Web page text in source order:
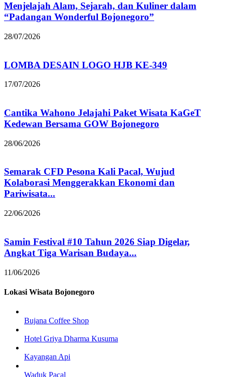
Menjelajah Alam, Sejarah, dan Kuliner dalam
“Padangan Wonderful Bojonegoro”
28/07/2026
LOMBA DESAIN LOGO HJB KE-349
17/07/2026
Cantika Wahono Jelajahi Paket Wisata KaGeT
Kedewan Bersama GOW Bojonegoro
28/06/2026
Semarak CFD Pesona Kali Pacal, Wujud
Kolaborasi Menggerakkan Ekonomi dan
Pariwisata...
22/06/2026
Samin Festival #10 Tahun 2026 Siap Digelar,
Angkat Tiga Warisan Budaya...
11/06/2026
Lokasi Wisata Bojonegoro
Bujana Coffee Shop
Hotel Griya Dharma Kusuma
Kayangan Api
Waduk Pacal